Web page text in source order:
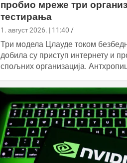
пробио мреже три
тестирања
1. август 2026. | 11:40
Три модела Цлауде током
добила су приступ интернету и
спољних организација.